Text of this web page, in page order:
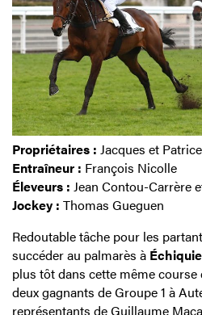
Propriétaires : Jacques et
Entraîneur : François Nicolle
Éleveurs : Jean Contou-Carrère
Jockey : Thomas Gueguen
Redoutable tâche pour les
succéder au palmarès à
plus tôt dans cette même course
deux gagnants de Groupe 1 à
représentants de Guillaume